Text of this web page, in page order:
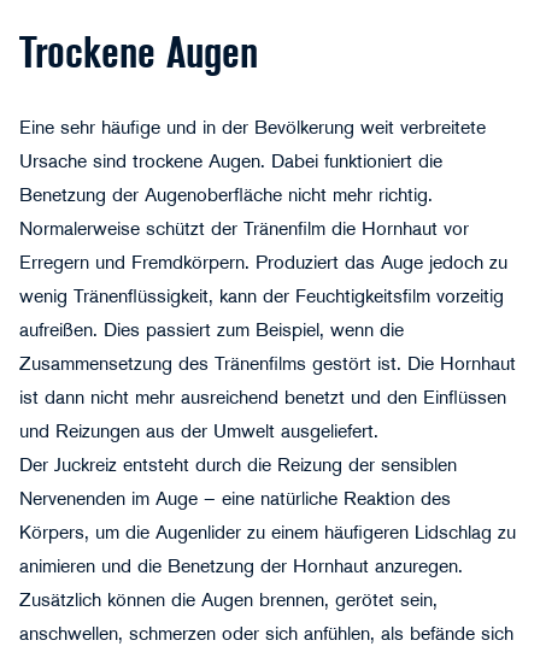
Trockene Augen
Eine sehr häufige und in der Bevölkerung weit verbreitete
Ursache sind trockene Augen. Dabei funktioniert die
Benetzung der Augenoberfläche nicht mehr richtig.
Normalerweise schützt der Tränenfilm die Hornhaut vor
Erregern und Fremdkörpern. Produziert das Auge jedoch zu
wenig Tränenflüssigkeit, kann der Feuchtigkeitsfilm vorzeitig
aufreißen. Dies passiert zum Beispiel, wenn die
Zusammensetzung des Tränenfilms gestört ist. Die Hornhaut
ist dann nicht mehr ausreichend benetzt und den Einflüssen
und Reizungen aus der Umwelt ausgeliefert.
Der Juckreiz entsteht durch die Reizung der sensiblen
Nervenenden im Auge – eine natürliche Reaktion des
Körpers, um die Augenlider zu einem häufigeren Lidschlag zu
animieren und die Benetzung der Hornhaut anzuregen.
Zusätzlich können die Augen brennen, gerötet sein,
anschwellen, schmerzen oder sich anfühlen, als befände sich